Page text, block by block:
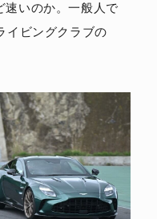
速いのか。一般人で
イビングクラブの